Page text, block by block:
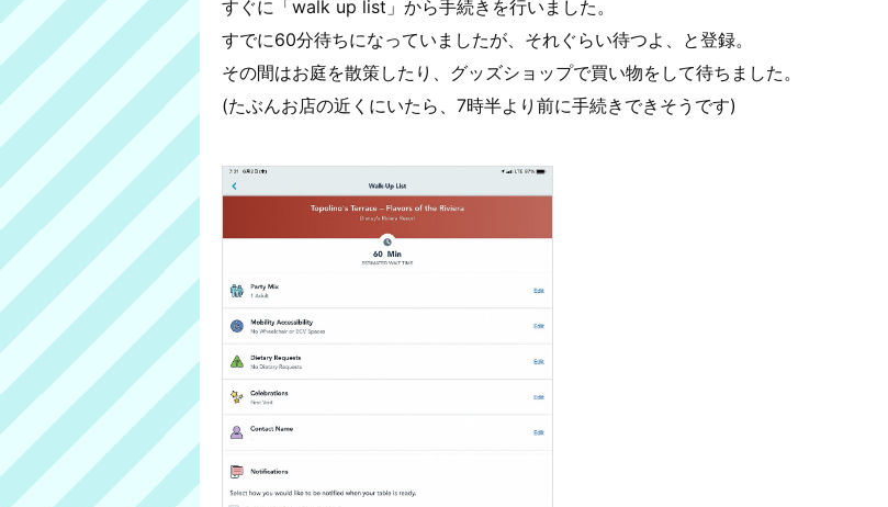
すぐに「walk up list」から手続きを行いました。
すでに60分待ちになっていましたが、それぐらい待つよ、と登録。
その間はお庭を散策したり、グッズショップで買い物をして待ちました。
(たぶんお店の近くにいたら、7時半より前に手続きできそうです)